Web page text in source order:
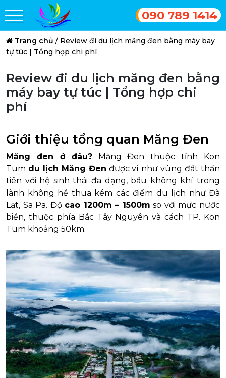
090 789 1414
Trang chủ / Review đi du lịch măng đen bằng máy bay
tự túc | Tổng hợp chi phí
Review đi du lịch măng đen bằng
máy bay tự túc | Tổng hợp chi
phí
Giới thiệu tổng quan Măng Đen
Măng đen ở đâu?Măng Đen thuộc tỉnh Kon
Tum du lịch Măng Đen được ví như vùng đất thần
tiên với hệ sinh thái đa dạng, bầu không khí trong
lành không hề thua kém các điểm du lịch như Đà
Lạt, Sa Pa. Độ cao 1200m – 1500m so với mực nước
biển, thuộc phía Bắc Tây Nguyên và cách TP. Kon
Tum khoảng 50km.